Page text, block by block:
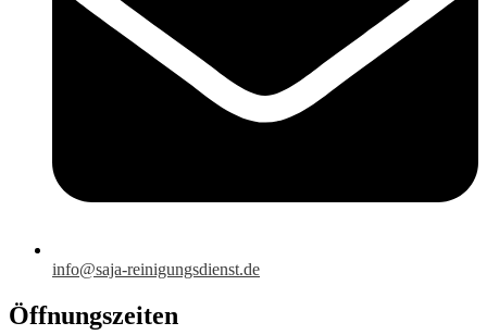
info@saja-reinigungsdienst.de
Öffnungszeiten